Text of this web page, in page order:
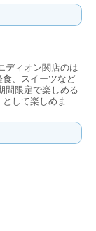
ディオン関店のは
、スイーツなど
間限定で楽しめる
して楽しめま